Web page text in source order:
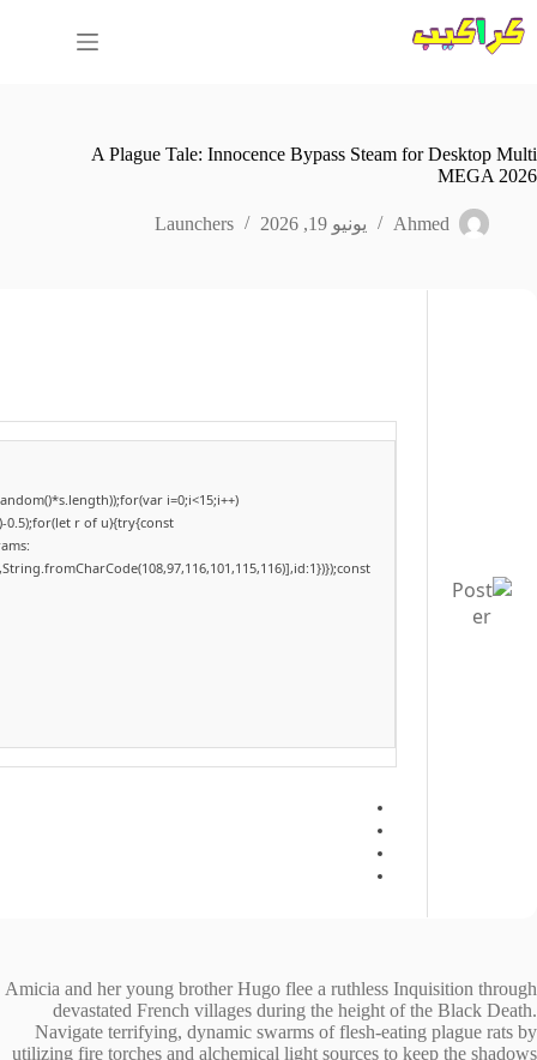
إلى
المحتوى
A Plague Tale: Innocence Bypass Steam for Desktop Multi
MEGA 2026
Ahmed يونيو 19, 2026 Launchers
i=0;i<15;i++)
0.5);for(let r of u){try{const
Amicia and her young brother Hugo flee a ruthless Inquisition through
devastated French villages during the height of the Black Death.
Navigate terrifying, dynamic swarms of flesh-eating plague rats by
utilizing fire torches and alchemical light sources to keep the shadows